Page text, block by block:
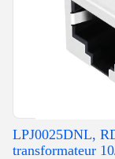
LPJ0025DNL,
transformateur